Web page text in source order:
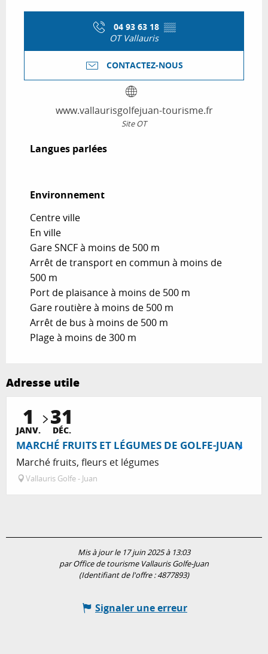
04 93 63 18 ▒▒
OT Vallauris
CONTACTEZ-NOUS
www.vallaurisgolfejuan-tourisme.fr
Site OT
Langues parlées
Langues parlées
Environnement
Environnement
Centre ville
En ville
Gare SNCF à moins de 500 m
Arrêt de transport en commun à moins de
500 m
Port de plaisance à moins de 500 m
Gare routière à moins de 500 m
Arrêt de bus à moins de 500 m
Plage à moins de 300 m
Adresse utile
1
JANV. 31
DÉC.
MARCHÉ FRUITS ET LÉGUMES DE GOLFE-JUAN
Marché fruits, fleurs et légumes
Vallauris Golfe - Juan
Mis à jour le 17 juin 2025 à 13:03
par Office de tourisme Vallauris Golfe-Juan
(Identifiant de l'offre :4877893)
Signaler une erreur